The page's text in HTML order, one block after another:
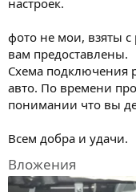
настроек.
фото не мои, взяты
вам предоставлены.
Схема подключения
авто. По времени
понимании что вы
Всем добра и удачи.
Вложения